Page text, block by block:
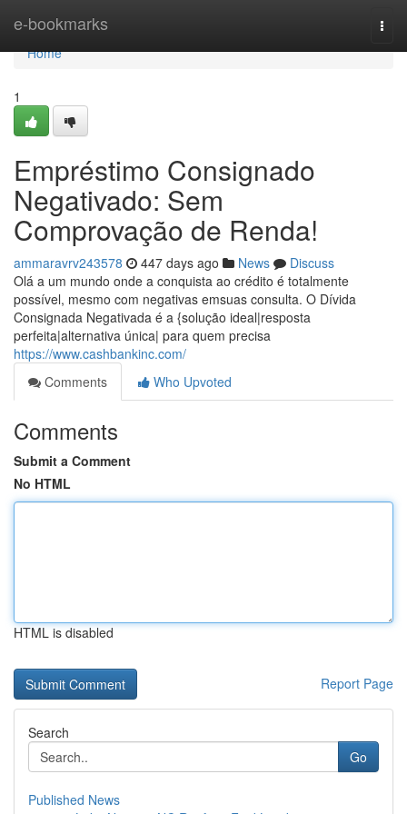
e-bookmarks
Home
Home
1
Empréstimo Consignado
Negativado: Sem
Comprovação de Renda!
ammaravrv243578 447 days ago News
Discuss
Olá a um mundo onde a conquista ao crédito é totalmente
possível, mesmo com negativas emsuas consulta. O Dívida
Consignada Negativada é a {solução ideal|resposta
perfeita|alternativa única| para quem precisa
https://www.cashbankinc.com/
Comments
Who Upvoted
Comments
Submit a Comment
No HTML
HTML is disabled
Report Page
Search
Go
Published News